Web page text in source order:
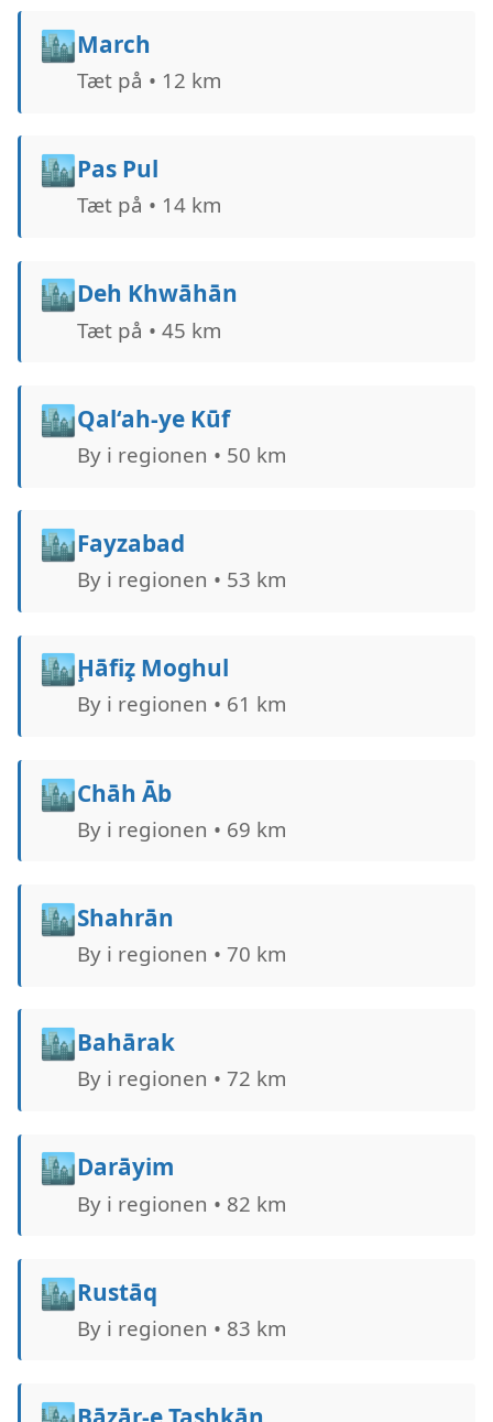
🏙️March
Tæt på • 12 km
🏙️Pas Pul
Tæt på • 14 km
🏙️Deh Khwāhān
Tæt på • 45 km
🏙️Qal‘ah-ye Kūf
By i regionen • 50 km
🏙️Fayzabad
By i regionen • 53 km
🏙️Ḩāfiz̧ Moghul
By i regionen • 61 km
🏙️Chāh Āb
By i regionen • 69 km
🏙️Shahrān
By i regionen • 70 km
🏙️Bahārak
By i regionen • 72 km
🏙️Darāyim
By i regionen • 82 km
🏙️Rustāq
By i regionen • 83 km